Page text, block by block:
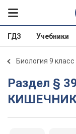
ГДЗ Учебники
Биология 9
Раздел § 39. ТРАВЛЕННЯ В